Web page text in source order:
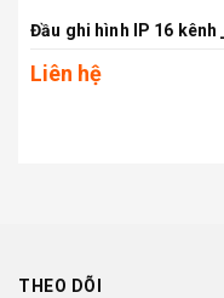
Đầu ghi hình IP 16 kênh
Liên hệ
THEO DÕI